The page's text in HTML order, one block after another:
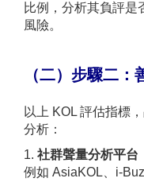
比例，分析其負評是
風險。
（二）步驟二
以上 KOL 評估指標
分析：
1. 社群聲量分析平台
例如 AsiaKOL、i-